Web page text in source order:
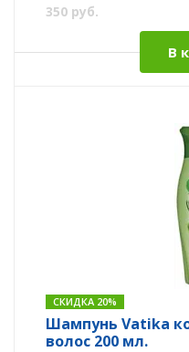
350 руб.
В
СКИДКА 20%
Шампунь Vatika
волос 200 мл.